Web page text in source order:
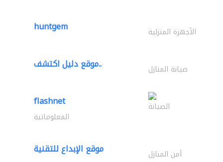
huntgem الأجهزة المنزلية
موقع دليل اكتشف.. صيانة المنازل
flashnet الصيانة
المعلوماتية
موقع الإبداع للتقنية أمن المنازل